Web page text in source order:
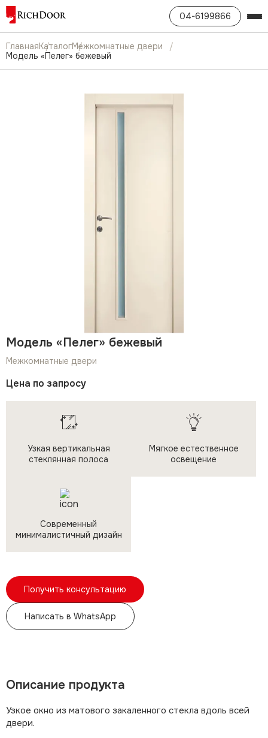
04-6199866
ГлавнаяКаталогМежкомнатные двери
Модель «Пелег» бежевый
Модель «Пелег» бежевый
Межкомнатные двери
Цена по запросу
Узкая вертикальная
стеклянная полоса
Мягкое естественное
освещение
Современный
минималистичный дизайн
Получить консультацию
Написать в WhatsApp
Описание продукта
Узкое окно из матового закаленного стекла вдоль всей
двери.